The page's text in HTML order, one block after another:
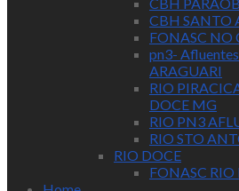
CBH
CBH SANTO
FONASC NO
pn3-
ARAGUARI
RIO
DOCE MG
RIO PN3
RIO STO
RIO DOCE
FONASC